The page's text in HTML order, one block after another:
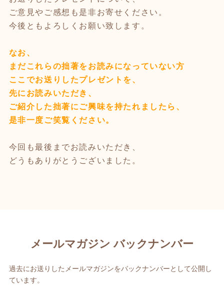
ご意見やご感想も是非お寄せください。
今後ともよろしくお願い致します。
なお、
まだこれらの拙著をお読みになっていない方
ここでお送りしたプレゼントを、
先にお読みいただき、
ご紹介した拙著にご興味を持たれましたら、
是非一度ご笑覧ください。
今回も最後までお読みいただき、
どうもありがとうございました。
メールマガジン バックナンバー
過去にお送りしたメールマガジンをバックナンバーとして公開し
ています。